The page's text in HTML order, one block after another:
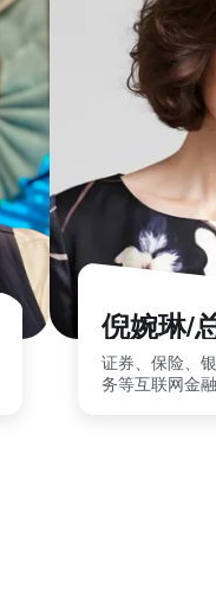
倪婉琳/
证券、保险、
务等互联网金